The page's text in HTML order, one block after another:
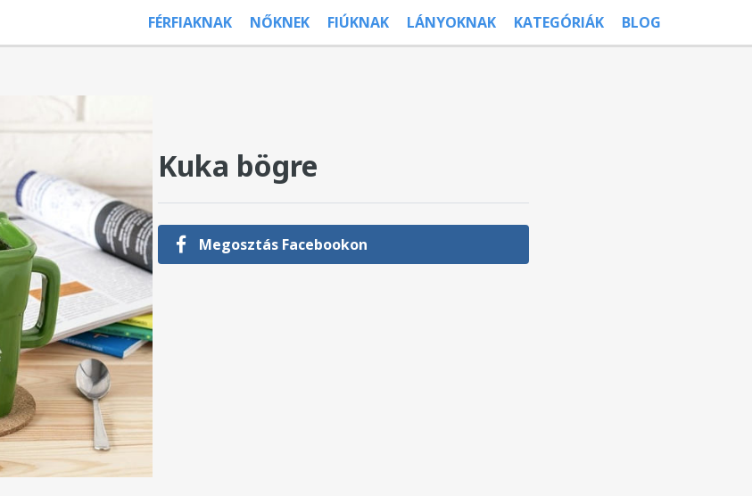
FÉRFIAKNAK NŐKNEK FIÚKNAK LÁNYOKNAK KATEGÓRIÁK BLOG
Kuka bögre
Megosztás Facebookon